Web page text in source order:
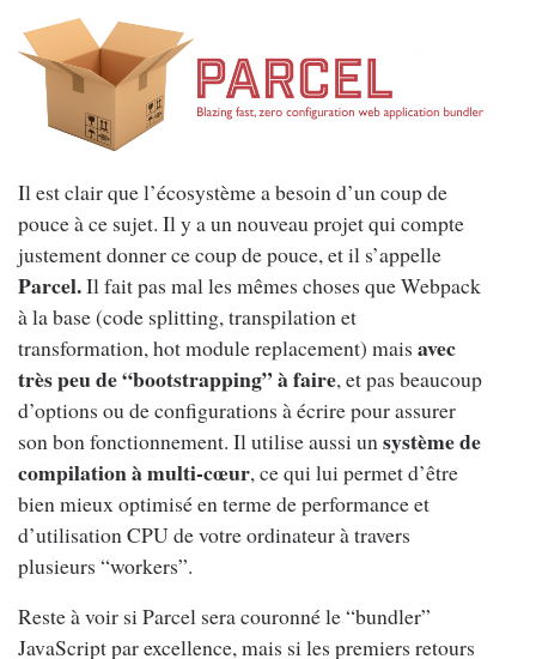
Il est clair que l’écosystème a besoin d’un coup de
pouce à ce sujet. Il y a un nouveau projet qui compte
justement donner ce coup de pouce, et il s’appelle
Parcel.Il fait pas mal les mêmes choses que Webpack
à la base (code splitting, transpilation et
transformation, hot module replacement) mais avec
très peu de “bootstrapping” à faire, et pas beaucoup
d’options ou de configurations à écrire pour assurer
son bon fonctionnement. Il utilise aussi un système de
compilation à multi-cœur, ce qui lui permet d’être
bien mieux optimisé en terme de performance et
d’utilisation CPU de votre ordinateur à travers
plusieurs “workers”.
Reste à voir si Parcel sera couronné le “bundler”
JavaScript par excellence, mais si les premiers retours